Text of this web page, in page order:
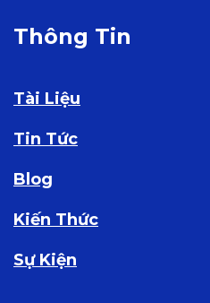
Thông Tin
Tài Liệu
Tin Tức
Blog
Kiến Thức
Sự Kiện